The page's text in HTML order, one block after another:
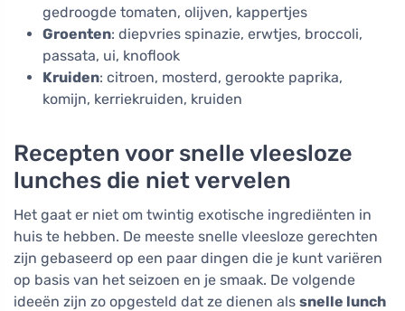
gedroogde tomaten, olijven, kappertjes
Groenten: diepvries spinazie, erwtjes, broccoli,
passata, ui, knoflook
Kruiden: citroen, mosterd, gerookte paprika,
komijn, kerriekruiden, kruiden
Recepten voor snelle vleesloze
lunches die niet vervelen
Het gaat er niet om twintig exotische ingrediënten in
huis te hebben. De meeste snelle vleesloze gerechten
zijn gebaseerd op een paar dingen die je kunt variëren
op basis van het seizoen en je smaak. De volgende
ideeën zijn zo opgesteld dat ze dienen als snelle lunch